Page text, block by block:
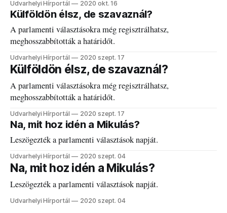
Udvarhelyi Hírportál 2020 okt. 16
Külföldön élsz, de szavaznál?
A parlamenti választásokra még regisztrálhatsz,
meghosszabbították a határidőt.
Udvarhelyi Hírportál 2020 szept. 17
Külföldön élsz, de szavaznál?
A parlamenti választásokra még regisztrálhatsz,
meghosszabbították a határidőt.
Udvarhelyi Hírportál 2020 szept. 17
Na, mit hoz idén a Mikulás?
Leszögezték a parlamenti választások napját.
Udvarhelyi Hírportál 2020 szept. 04
Na, mit hoz idén a Mikulás?
Leszögezték a parlamenti választások napját.
Udvarhelyi Hírportál 2020 szept. 04